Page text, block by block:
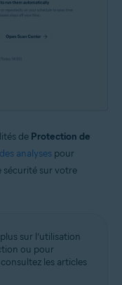
de Protection de
analyses pour
sécurité sur votre
sur l’utilisation
ou pour
les articles